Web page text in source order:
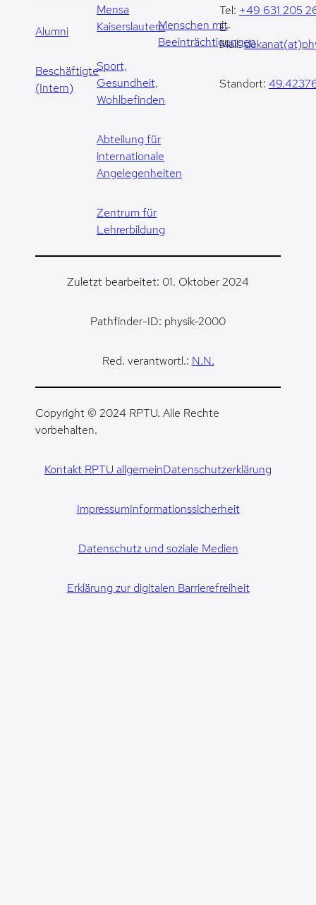
Alumni
Beschäftigte
(Intern)
Mensa
Kaiserslautern
Sport,
Gesundheit,
Wohlbefinden
Abteilung für
internationale
Angelegenheiten
Zentrum für
Lehrerbildung
Menschen mit
Beeinträchtigungen
Tel: +49 631 205
E-
Mail:
Standort:
Zuletzt bearbeitet: 01. Oktober 2024
Pathfinder-ID: physik-2000
Red. verantwortl.: N.N.
Copyright © 2024 RPTU. Alle Rechte
vorbehalten.
Kontakt RPTU allgemeinDatenschutzerklärung
ImpressumInformationssicherheit
Datenschutz und soziale Medien
Erklärung zur digitalen Barrierefreiheit